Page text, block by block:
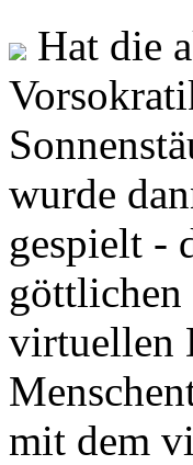
Hat die
wurde
gespielt -
virtuellen
mit dem